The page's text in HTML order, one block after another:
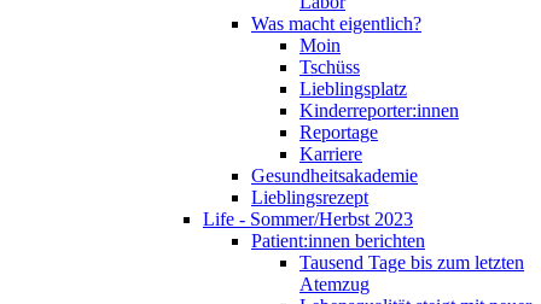
Was macht eigentlich?
Moin
Tschüss
Lieblingsplatz
Kinderreporter:innen
Reportage
Karriere
Gesundheitsakademie
Lieblingsrezept
Life - Sommer/Herbst 2023
Patient:innen berichten
Tausend Tage bis zum letzten
Atemzug